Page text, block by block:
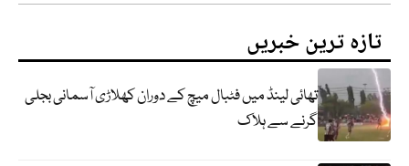
تازہ ترین خبریں
تھائی لینڈ میں فٹبال میچ کے دوران کھلاڑی آسمانی بجلی
گرنے سے ہلاک